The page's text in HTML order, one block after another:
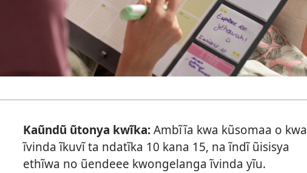
Kaũndũ ũtonya kwĩka:Ambĩĩa kwa kũsomaa o kwa
ĩvinda ĩkuvĩ ta ndatĩka 10 kana 15, na ĩndĩ ũisisya
ethĩwa no ũendeee kwongelanga ĩvinda yĩu.